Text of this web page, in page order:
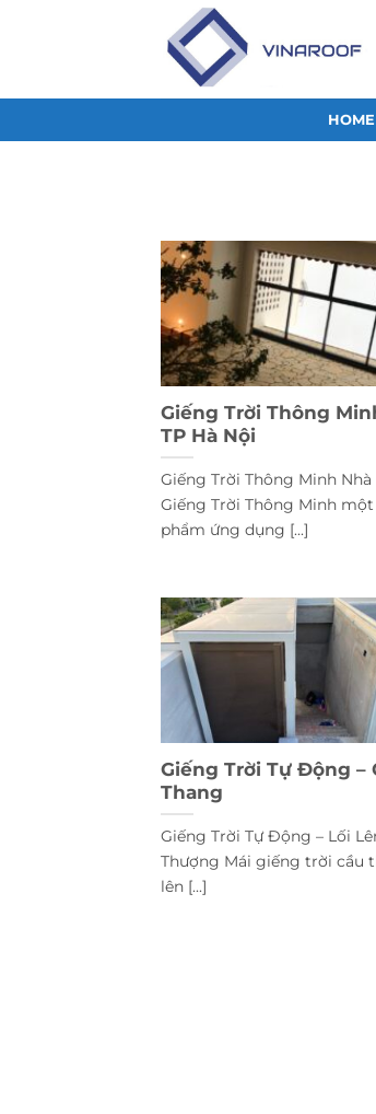
dung
HOME
Giếng Trời Thông
TP Hà Nội
Giếng Trời Thông Minh Nhà
Giếng Trời Thông Minh một
phẩm ứng dụng [...]
Giếng Trời Tự Động –
Thang
Giếng Trời Tự Động – Lối
Thượng Mái giếng trời cầu
lên [...]